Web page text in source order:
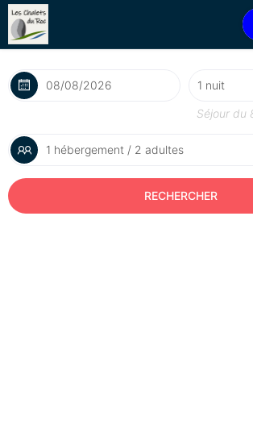
Séjour du
1 hébergement / 2 adultes